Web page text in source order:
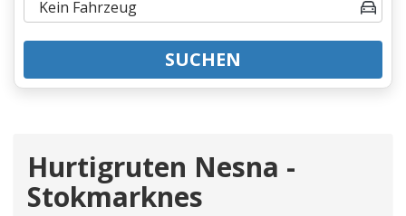
SUCHEN
Hurtigruten Nesna -
Stokmarknes